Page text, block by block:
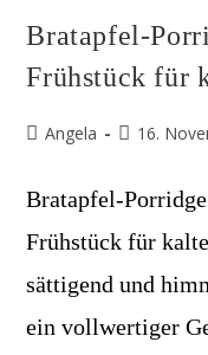
&
Kannst!
Bratapfel-
Frühstück für
Beitrags-
Angela
Beitrag
16.
Bratapfel-
Frühstück für
sättigend und
ein vollwertiger